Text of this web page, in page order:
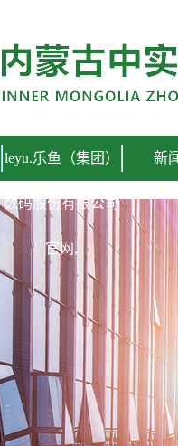
leyu.乐鱼（集团）
数码股份有限公司
官网,
新